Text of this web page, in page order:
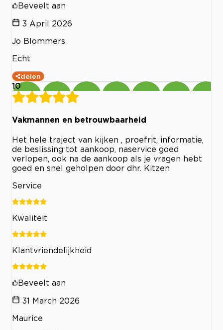
Beveelt aan
3 April 2026
Jo Blommers
Echt
delen
10
Vakmannen en betrouwbaarheid
Het hele traject van kijken , proefrit, informatie,
de beslissing tot aankoop, naservice goed
verlopen, ook na de aankoop als je vragen hebt
goed en snel geholpen door dhr. Kitzen
Service
Kwaliteit
Klantvriendelijkheid
Beveelt aan
31 March 2026
Maurice